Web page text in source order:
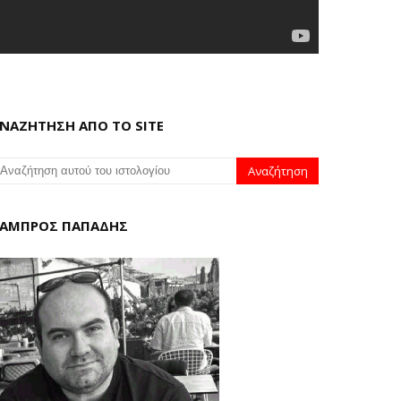
ΑΠΟ ΤΟ SITE
ΠΑΠΑΔΗΣ